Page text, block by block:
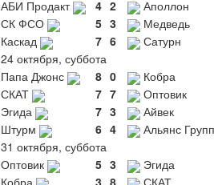
АБИ Продакт
4 2 Аполлон
СК ФСО
5 3 Медведь
Каскад
7 6 Сатурн
24 октября, суббота
Папа Джонс
8 0 Кобра
СКАТ
7 7 Оптовик
Эгида
7 3 Айвек
Штурм
6 4 Альянс Групп
31 октября, суббота
Оптовик
5 3 Эгида